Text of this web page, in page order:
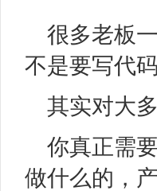
很多老板
不是要写代
其实对大
你真正需
做什么的，